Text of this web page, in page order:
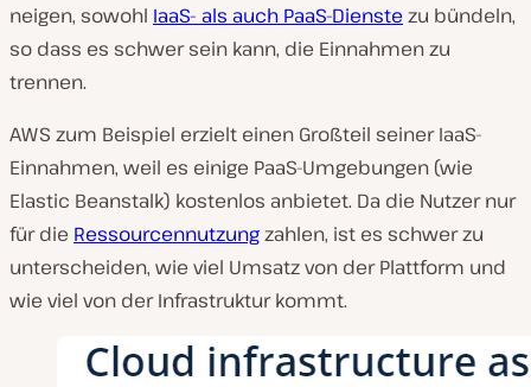
neigen, sowohl IaaS- als auch PaaS-Dienste zu bündeln,
so dass es schwer sein kann, die Einnahmen zu
trennen.
AWS zum Beispiel erzielt einen Großteil seiner IaaS-
Einnahmen, weil es einige PaaS-Umgebungen (wie
Elastic Beanstalk) kostenlos anbietet. Da die Nutzer nur
für die Ressourcennutzungzahlen, ist es schwer zu
unterscheiden, wie viel Umsatz von der Plattform und
wie viel von der Infrastruktur kommt.